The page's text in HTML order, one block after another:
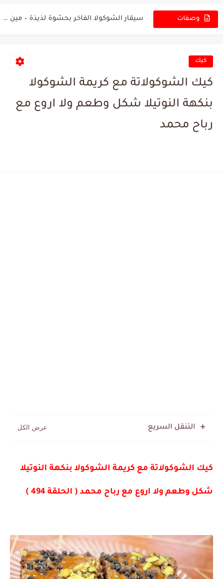
وصفات سيقار الشوكولا الفاخر بحشوة لذيذة – مين مستعد لتجربة الطعم...
كيك
كيك الشوكولاتة مع كريمة الشوكولا
بنكهة النوتيلا شكل وطعم ولا اروع مع
رباح محمد
التنقل السريع
كيك الشوكولاتة مع كريمة الشوكولا بنكهة النوتيلا
شكل وطعم ولا اروع مع رباح محمد ( الحلقة 494 )